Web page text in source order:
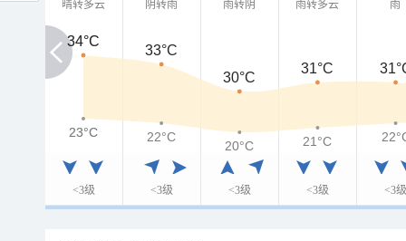
晴转多云
<3级
阴转雨
<3级
雨转阴
<3级
雨转多云
<3级
雨
<3级
34°C
34°C
33°C
30°C
31°C
23°C
23°C 22°C
20°C 21°C